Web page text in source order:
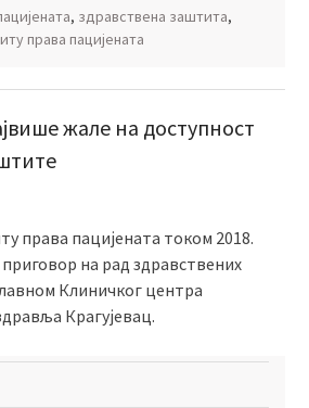
, здравствена заштита,
права пацијената
жале на доступност
права пацијената током 2018.
приговор на рад здравствених
Клиничког центра
Крагујевац.